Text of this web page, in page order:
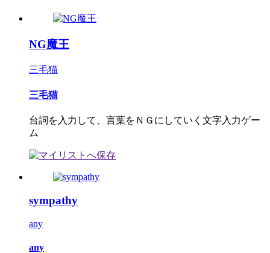
NG魔王
三毛猫
三毛猫
台詞を入力して、言葉をＮＧにしていく文字入力ゲー
ム
sympathy
any
any